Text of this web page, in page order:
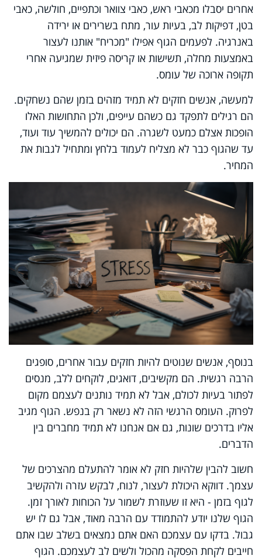
אחרים יסבלו מכאבי ראש, כאבי צוואר וכתפיים, חולשה, כאבי
בטן, דפיקות לב, בעיות עור, מתח בשרירים או ירידה
באנרגיה. לפעמים הגוף אפילו "מכריח" אותנו לעצור
באמצעות מחלה, תשישות או קריסה פיזית שמגיעה אחרי
תקופה ארוכה של עומס.
למעשה, אנשים חזקים לא תמיד מזהים בזמן שהם נשחקים.
הם רגילים לתפקד גם כשהם עייפים, ולכן התחושות האלו
הופכות אצלם כמעט לשגרה. הם יכולים להמשיך עוד ועוד,
עד שהגוף כבר לא מצליח לעמוד בלחץ ומתחיל לגבות את
המחיר.
בנוסף, אנשים שנוטים להיות חזקים עבור אחרים, סופגים
הרבה רגשית. הם מקשיבים, דואגים, לוקחים ללב, מנסים
לפתור בעיות לכולם, אבל לא תמיד נותנים לעצמם מקום
לפרוק. העומס הרגשי הזה לא נשאר רק בנפש. הגוף מגיב
אליו בדרכים שונות, גם אם אנחנו לא תמיד מחברים בין
הדברים.
חשוב להבין שלהיות חזק לא אומר להתעלם מהצרכים של
עצמך. דווקא היכולת לעצור, לנוח, לבקש עזרה ולהקשיב
לגוף בזמן - היא זו שעוזרת לשמור על הכוחות לאורך זמן.
הגוף שלנו יודע להתמודד עם הרבה מאוד, אבל גם לו יש
גבול. בדקו עם עצמכם האם אתם נמצאים בשלב שבו אתם
חייבים לקחת הפסקה מהכול ולשים לב לעצמכם. הגוף